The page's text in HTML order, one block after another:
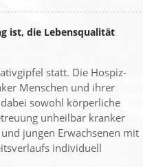
ist, die Lebensqualität
statt. Die Hospiz-
Menschen und ihrer
sowohl körperliche
unheilbar kranker
jungen Erwachsenen mit
individuell